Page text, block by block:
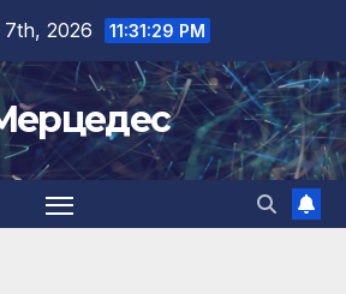
7th, 2026 11:31:29 PM